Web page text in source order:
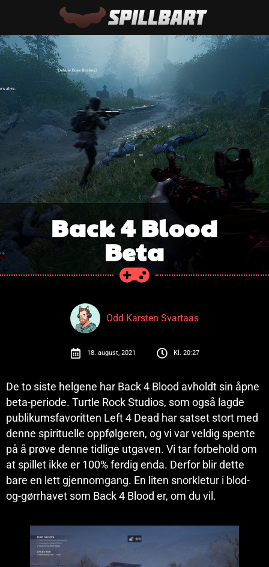
Back 4 Blood
Beta
Odd Karsten Svartaas
18. august, 2021 Kl. 20:27
De to siste helgene har Back 4 Blood avholdt sin åpne
beta-periode. Turtle Rock Studios, som også lagde
publikumsfavoritten Left 4 Dead har satset stort med
denne spirituelle oppfølgeren, og vi var veldig spente
på å prøve denne tidlige utgaven. Vi tar forbehold om
at spillet ikke er 100% ferdig enda. Derfor blir dette
bare en lett gjennomgang. En liten snorkletur i blod-
og-gørrhavet som Back 4 Blood er, om du vil.